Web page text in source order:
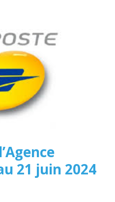
21 juin 2024